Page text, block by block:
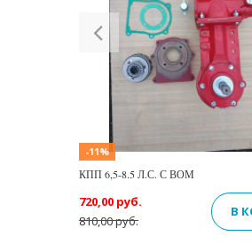
Previous
-11%
КПП 6,5-8.5 Л.С. С ВОМ
810,00 руб.
720,00 руб.
В